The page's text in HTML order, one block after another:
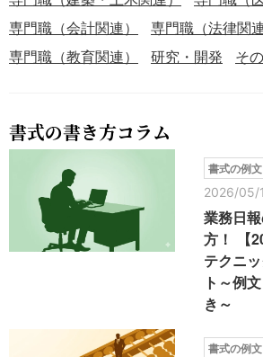
専門職（会計関連）
専門職（法律関連
専門職（教育関連）
研究・開発 そ
書式の書き方コラム
書式の例文
2026/05/
業務日
方！ 【
テクニ
ト～例
き～
書式の例文